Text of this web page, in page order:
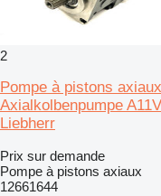
2
Pompe à pistons
Axialkolbenpumpe
Liebherr
Prix sur demande
Pompe à pistons axiaux
12661644